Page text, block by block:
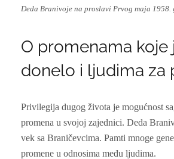
Deda Branivoje na proslavi Prvog maja 1958.
O promenama koje
donelo i ljudima za
Privilegija dugog života je mogućnost
promena u svojoj zajednici. Deda
vek sa Braničevcima. Pamti mnoge
promene u odnosima među ljudima.